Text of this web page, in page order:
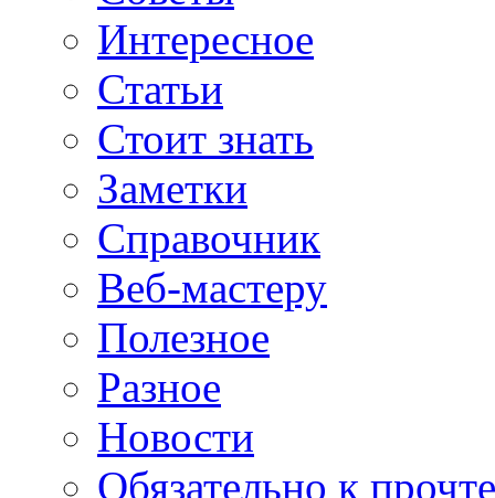
Интересное
Статьи
Стоит знать
Заметки
Справочник
Веб-мастеру
Полезное
Разное
Новости
Обязательно к